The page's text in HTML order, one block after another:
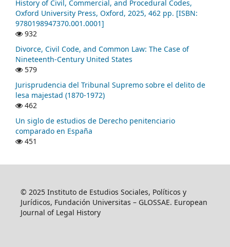
History of Civil, Commercial, and Procedural Codes,
Oxford University Press, Oxford, 2025, 462 pp. [ISBN:
9780198947370.001.0001]
932
Divorce, Civil Code, and Common Law: The Case of
Nineteenth-Century United States
579
Jurisprudencia del Tribunal Supremo sobre el delito de
lesa majestad (1870-1972)
462
Un siglo de estudios de Derecho penitenciario
comparado en España
451
© 2025 Instituto de Estudios Sociales, Políticos y
Jurídicos, Fundación Universitas – GLOSSAE. European
Journal of Legal History